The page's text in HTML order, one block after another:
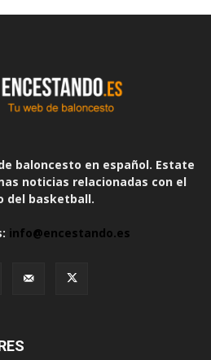
baloncesto en español. Estate
noticias relacionadas con el
del basketball.
info@encestando.es